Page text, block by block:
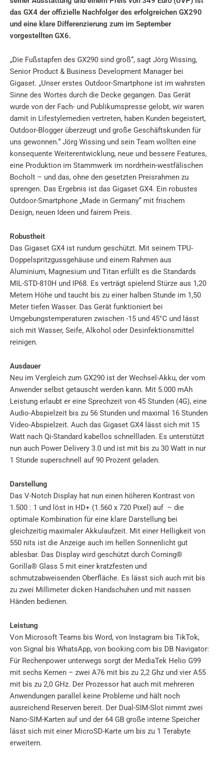
das GX4 der offizielle Nachfolger des erfolgreichen GX290
und eine klare Differenzierung zum im September
vorgestellten GX6.
„Die Fußstapfen des GX290 sind groß“, sagt Jörg Wissing,
Senior Product & Business Development Manager bei
Gigaset. „Unser erstes Outdoor-Smartphone ist im wahrsten
Sinne des Wortes durch die Decke gegangen. Das Gerät
wurde von der Fach- und Publikumspresse gelobt, wir waren
damit in Lifestylemedien vertreten, haben Kunden begeistert,
Outdoor-Blogger überzeugt und große Geschäftskunden für
uns gewonnen.“ Jörg Wissing und sein Team wollten eine
konsequente Weiterentwicklung, neue und bessere Features,
eine Produktion im Stammwerk im nordrhein-westfälischen
Bocholt – und das, ohne den gesetzten Preisrahmen zu
sprengen. Das Ergebnis ist das Gigaset GX4. Ein robustes
Outdoor-Smartphone „Made in Germany“ mit frischem
Design, neuen Ideen und fairem Preis.
Robustheit
Das Gigaset GX4 ist rundum geschützt. Mit seinem TPU-
Doppelspritzgussgehäuse und einem Rahmen aus
Aluminium, Magnesium und Titan erfüllt es die Standards
MIL-STD-810H und IP68. Es verträgt spielend Stürze aus 1,20
Metern Höhe und taucht bis zu einer halben Stunde im 1,50
Meter tiefen Wasser. Das Gerät funktioniert bei
Umgebungstemperaturen zwischen -15 und 45°C und lässt
sich mit Wasser, Seife, Alkohol oder Desinfektionsmittel
reinigen.
Ausdauer
Neu im Vergleich zum GX290 ist der Wechsel-Akku, der vom
Anwender selbst getauscht werden kann. Mit 5.000 mAh
Leistung erlaubt er eine Sprechzeit von 45 Stunden (4G), eine
Audio-Abspielzeit bis zu 56 Stunden und maximal 16 Stunden
Video-Abspielzeit. Auch das Gigaset GX4 lässt sich mit 15
Watt nach Qi-Standard kabellos schnellladen. Es unterstützt
nun auch Power Delivery 3.0 und ist mit bis zu 30 Watt in nur
1 Stunde superschnell auf 90 Prozent geladen.
Darstellung
Das V-Notch Display hat nun einen höheren Kontrast von
1.500 : 1 und löst in HD+ (1.560 x 720 Pixel) auf – die
optimale Kombination für eine klare Darstellung bei
gleichzeitig maximaler Akkulaufzeit. Mit einer Helligkeit von
550 nits ist die Anzeige auch im hellen Sonnenlicht gut
ablesbar. Das Display wird geschützt durch Corning®
Gorilla® Glass 5 mit einer kratzfesten und
schmutzabweisenden Oberfläche. Es lässt sich auch mit bis
zu zwei Millimeter dicken Handschuhen und mit nassen
Händen bedienen.
Leistung
Von Microsoft Teams bis Word, von Instagram bis TikTok,
von Signal bis WhatsApp, von booking.com bis DB Navigator:
Für Rechenpower unterwegs sorgt der MediaTek Helio G99
mit sechs Kernen – zwei A76 mit bis zu 2,2 Ghz und vier A55
mit bis zu 2,0 GHz. Der Prozessor hat auch mit mehreren
Anwendungen parallel keine Probleme und hält noch
ausreichend Reserven bereit. Der Dual-SIM-Slot nimmt zwei
Nano-SIM-Karten auf und der 64 GB große interne Speicher
lässt sich mit einer MicroSD-Karte um bis zu 1 Terabyte
erweitern.